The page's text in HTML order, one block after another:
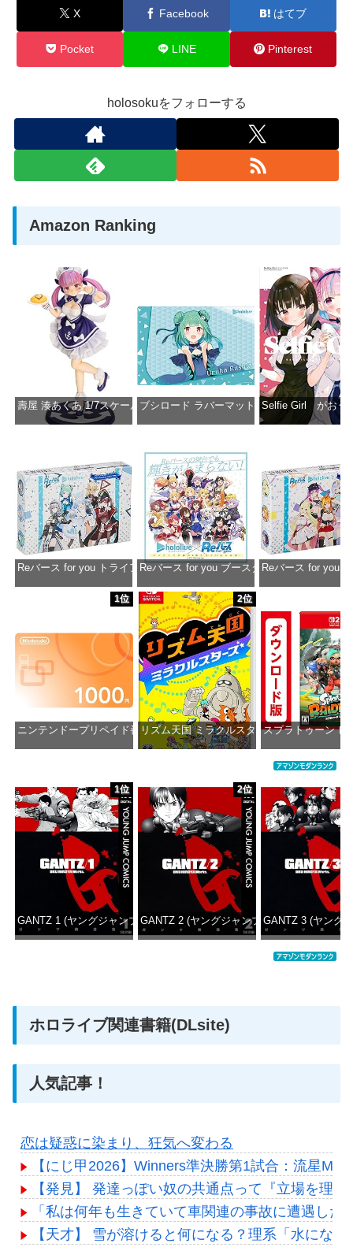
X Facebook はてブ
Pocket LINE Pinterest
holosokuをフォローする
Amazon Ranking
壽屋 湊あくあ 1/7スケール PVC製 塗装済み完成品フィギュア PP942
ブシロード ラバーマットコレクション
Selfie Girl がおう
Reバース for you トライアルデッキ ホロライブプロダクション ver.ホロ
価格：¥1,650
Reバース for you ブースターパック ホロライ
価格：¥2,980
Reバース for you
1位
ニンテンドープリペイド番号 1000円|オンラインコード版
2位
リズム天国 ミラクルスターズ -Switch
スプラトゥーン レ
1位
GANTZ 1 (ヤングジャンプコミックスDIGITAL)
2位
GANTZ 2 (ヤングジャンプコミックス
GANTZ 3 (ヤング
ホロライブ関連書籍(DLsite)
人気記事！
恋は疑惑に染まり、狂気へ変わる
【にじ甲2026】Winners準決勝第1試合：流星
【発見】 発達っぽい奴の共通点って『立場を理
「私は何年も生きていて車関連の事故に遭遇し
【天才】 雪が溶けると何になる？理系「水に